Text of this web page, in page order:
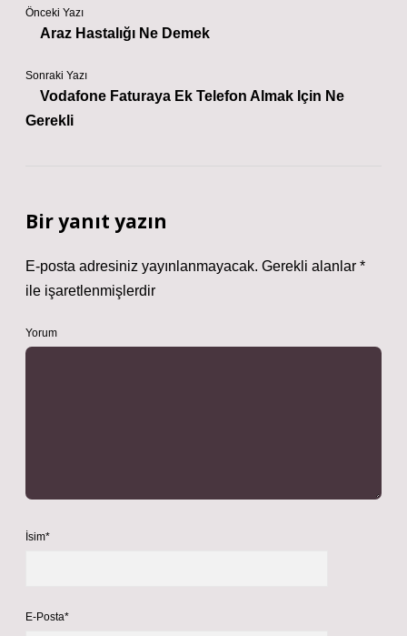
Önceki Yazı
Araz Hastalığı Ne Demek
Sonraki Yazı
Vodafone Faturaya Ek Telefon Almak Için Ne
Gerekli
Bir yanıt yazın
E-posta adresiniz yayınlanmayacak. Gerekli alanlar *
ile işaretlenmişlerdir
Yorum
İsim*
E-Posta*